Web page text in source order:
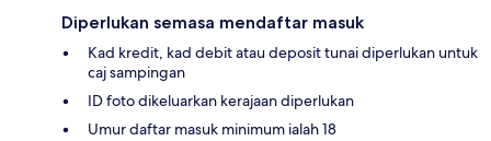
Diperlukan semasa mendaftar masuk
Kad kredit, kad debit atau deposit tunai diperlukan untuk
caj sampingan
ID foto dikeluarkan kerajaan diperlukan
Umur daftar masuk minimum ialah 18